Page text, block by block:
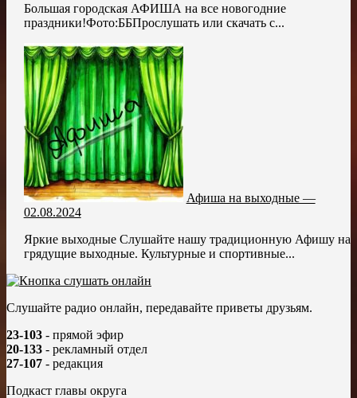
Большая городская АФИША на все новогодние
праздники!Фото:ББПрослушать или скачать с...
Афиша на выходные —
02.08.2024
Яркие выходные Слушайте нашу традиционную Афишу на
грядущие выходные. Культурные и спортивные...
Слушайте радио онлайн, передавайте приветы друзьям.
23-103 - прямой эфир
20-133 - рекламный отдел
27-107 - редакция
Подкаст главы округа